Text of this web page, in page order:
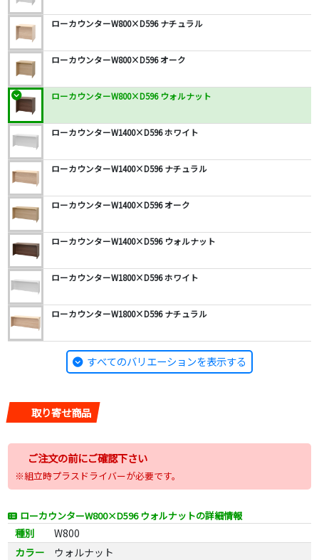
ローカウンターW800×D596 ナチュラル
ローカウンターW800×D596 オーク
ローカウンターW800×D596 ウォルナット
ローカウンターW1400×D596 ホワイト
ローカウンターW1400×D596 ナチュラル
ローカウンターW1400×D596 オーク
ローカウンターW1400×D596 ウォルナット
ローカウンターW1800×D596 ホワイト
ローカウンターW1800×D596 ナチュラル
すべてのバリエーションを表示する
取り寄せ商品
ご注文の前にご確認下さい
※組立時プラスドライバーが必要です。
ローカウンターW800×D596 ウォルナットの詳細情報
種別
W800
カラー
ウォルナット